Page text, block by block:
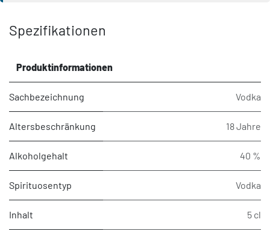
Spezifikationen
Produktinformationen
Sachbezeichnung Vodka
Altersbeschränkung 18 Jahre
Alkoholgehalt 40 %
Spirituosentyp Vodka
Inhalt 5 cl